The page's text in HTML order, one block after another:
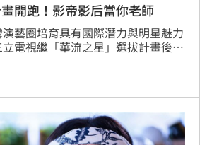
開跑！影帝影后當你老師
藝圈培育具有國際潛力與明星魅力
電視繼「華流之星」選拔計畫後，
才精神，致力於培養具備專業素
趙浩雲